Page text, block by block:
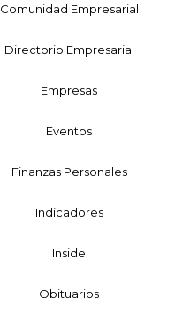
Comunidad Empresarial
Directorio Empresarial
Empresas
Eventos
Finanzas Personales
Indicadores
Inside
Obituarios